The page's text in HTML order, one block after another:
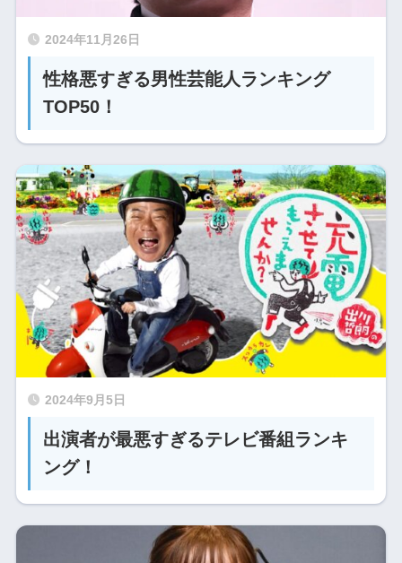
2024年11月26日
性格悪すぎる男性芸能人ランキング
TOP50！
2024年9月5日
出演者が最悪すぎるテレビ番組ランキ
ング！